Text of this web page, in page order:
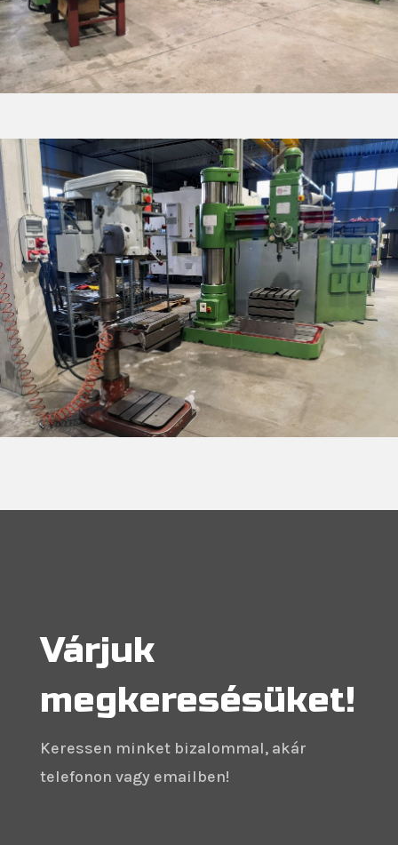
Várjuk
megkeresésüket!
Keressen minket bizalommal, akár
telefonon vagy emailben!